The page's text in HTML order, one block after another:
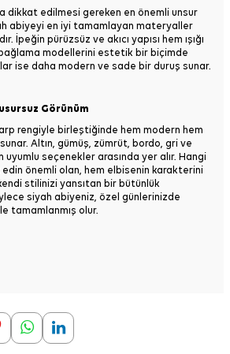
dikkat edilmesi gereken en önemli unsur
abiyeyi en iyi tamamlayan materyaller
İpeğin pürüzsüz ve akıcı yapısı hem ışığı
modellerini estetik bir biçimde
ise daha modern ve sade bir duruş sunar.
Görünüm
rengiyle birleştiğinde hem modern hem
sunar. Altın, gümüş, zümrüt, bordo, gri ve
uyumlu seçenekler arasında yer alır. Hangi
önemli olan, hem elbisenin karakterini
stilinizi yansıtan bir bütünlük
siyah abiyeniz, özel günlerinizde
tamamlanmış olur.